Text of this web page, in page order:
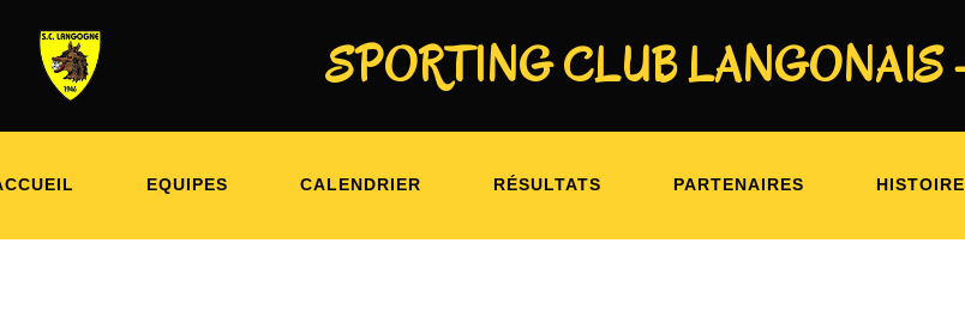
SPORTING CLUB LANGONAIS
EQUIPES CALENDRIER RÉSULTATS PARTENAIRES HISTOIRE